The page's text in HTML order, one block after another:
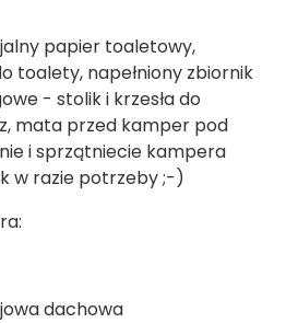
papier toaletowy,
toalety, napełniony zbiornik
- stolik i krzesła do
mata przed kamper pod
i sprzątniecie kampera
w razie potrzeby ;-)
dachowa